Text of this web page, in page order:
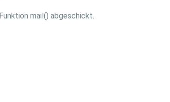
mail() abgeschickt.